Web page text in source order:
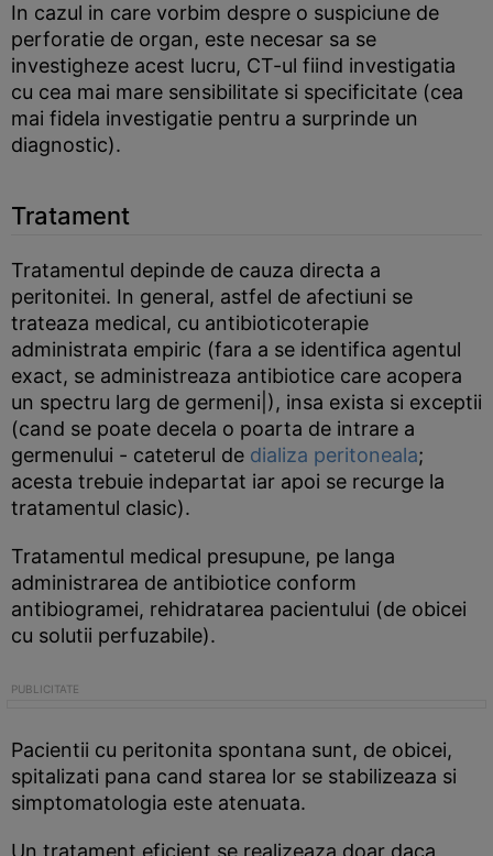
In cazul in care vorbim despre o suspiciune de
perforatie de organ, este necesar sa se
investigheze acest lucru, CT-ul fiind investigatia
cu cea mai mare sensibilitate si specificitate (cea
mai fidela investigatie pentru a surprinde un
diagnostic).
Tratament
Tratamentul depinde de cauza directa a
peritonitei. In general, astfel de afectiuni se
trateaza medical, cu antibioticoterapie
administrata empiric (fara a se identifica agentul
exact, se administreaza antibiotice care acopera
un spectru larg de germeni|), insa exista si exceptii
(cand se poate decela o poarta de intrare a
germenului - cateterul de dializa peritoneala;
acesta trebuie indepartat iar apoi se recurge la
tratamentul clasic).
Tratamentul medical presupune, pe langa
administrarea de antibiotice conform
antibiogramei, rehidratarea pacientului (de obicei
cu solutii perfuzabile).
Pacientii cu peritonita spontana sunt, de obicei,
spitalizati pana cand starea lor se stabilizeaza si
simptomatologia este atenuata.
Un tratament eficient se realizeaza doar daca